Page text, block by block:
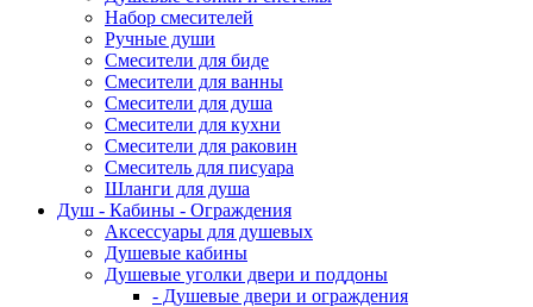
Набор смесителей
Ручные души
Смесители для биде
Смесители для ванны
Смесители для душа
Смесители для кухни
Смесители для раковин
Смеситель для писуара
Шланги для душа
Душ - Кабины - Ограждения
Аксессуары для душевых
Душевые кабины
Душевые уголки двери и поддоны
- Душевые двери и ограждения